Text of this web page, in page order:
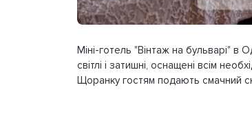
Міні-готель "Вінтаж на бульварі" в
світлі і затишні, оснащені всім
Щоранку гостям подають смачний